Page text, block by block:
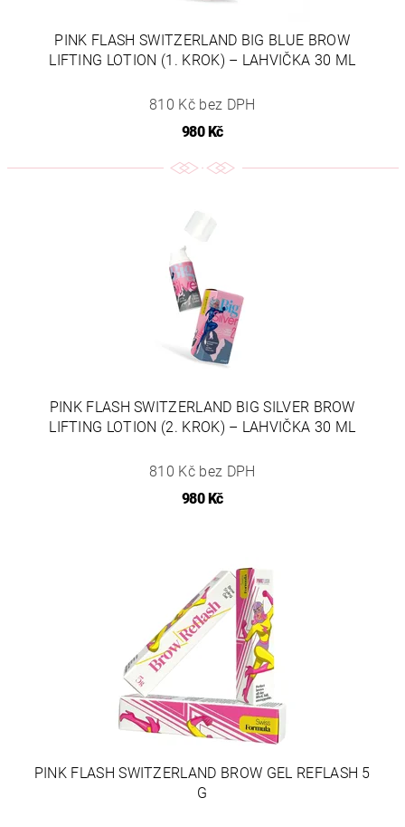
PINK FLASH SWITZERLAND BIG BLUE BROW
LIFTING LOTION (1. KROK) – LAHVIČKA 30 ML
810 Kč bez DPH
980 Kč
PINK FLASH SWITZERLAND BIG SILVER BROW
LIFTING LOTION (2. KROK) – LAHVIČKA 30 ML
810 Kč bez DPH
980 Kč
PINK FLASH SWITZERLAND BROW GEL REFLASH 5
G